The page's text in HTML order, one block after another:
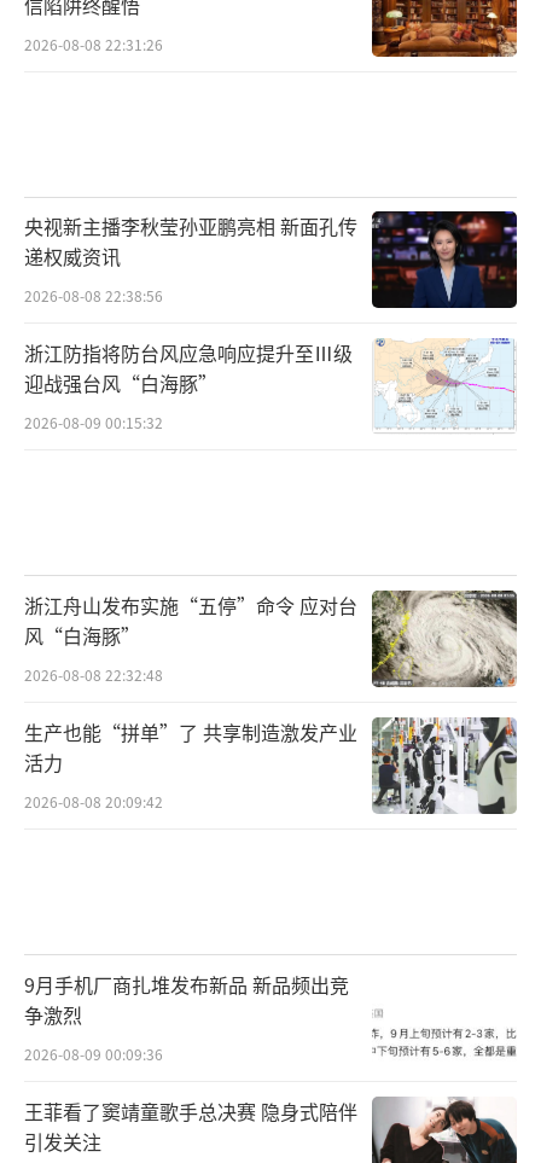
数同比增速高居榜首；新材料行业增速达60.
力领域对应届生需求快速扩张。观察以上高增
长行业的从业者专业背景，机械设计制造及其
自动化专业出现频率最高，几乎覆盖了机器
人、航空航天、汽车零部件、工业自动化等多
数高增长行业，堪称新质生产力时代的“通用
货币”。
高薪专业榜反映的是当前市场最受欢迎的
领域。它们中的不少专业曾长期被贴上“传统
工科”的标签，但在新能源革命、制造业升级
和产业结构调整的背景下，其市场价值正在被
重新认识。 （责任编辑：0764）
2026-08-08 22:31:26
央视新主播李秋莹孙亚鹏亮相 新面孔传
递权威资讯
2026-08-08 22:38:56
浙江防指将防台风应急响应提升至Ⅲ级
迎战强台风“白海豚”
2026-08-09 00:15:32
浙江舟山发布实施“五停”命令 应对台
风“白海豚”
2026-08-08 22:32:48
生产也能“拼单”了 共享制造激发产业
活力
2026-08-08 20:09:42
9月手机厂商扎堆发布新品 新品频出竞
争激烈
2026-08-09 00:09:36
王菲看了窦靖童歌手总决赛 隐身式陪伴
引发关注